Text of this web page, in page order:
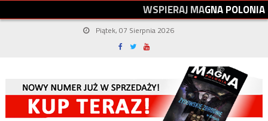
WSPIERAJMAGNAPOLONIA
Piątek, 07 Sierpnia 2026